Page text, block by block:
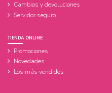
Cambios y devoluciones
Servidor seguro
TIENDA ONLINE
Promociones
Novedades
Los más vendidos